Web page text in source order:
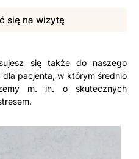
się na wizytę
się także do naszego
pacjenta, w którym średnio
m. in. o skutecznych